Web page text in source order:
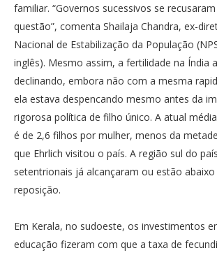
familiar. “Governos sucessivos se
questão”, comenta Shailaja Chandra, ex-
Nacional de Estabilização da População
inglês). Mesmo assim, a fertilidade na Índia
declinando, embora não com a mesma
ela estava despencando mesmo antes da
rigorosa política de filho único. A atual
é de 2,6 filhos por mulher, menos da
que Ehrlich visitou o país. A região sul do
setentrionais já alcançaram ou estão
reposição.
Em Kerala, no sudoeste, os investimentos
educação fizeram com que a taxa de